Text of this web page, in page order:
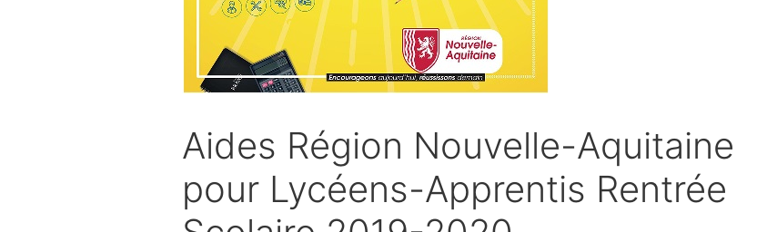
Aides Région Nouvelle-Aquitaine
pour Lycéens-Apprentis Rentrée